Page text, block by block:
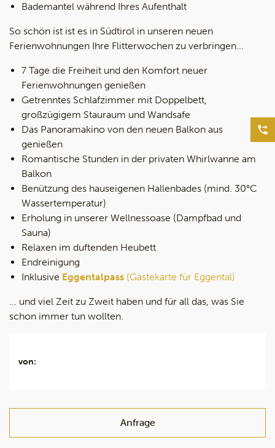
Bademantel während Ihres Aufenthalt
So schön ist ist es in Südtirol in unseren neuen
Ferienwohnungen Ihre Flitterwochen zu verbringen...
7 Tage die Freiheit und den Komfort neuer
Ferienwohnungen genießen
Getrenntes Schlafzimmer mit Doppelbett,
großzügigem Stauraum und Wandsafe
Das Panoramakino von den neuen Balkon aus
genießen
Romantische Stunden in der privaten Whirlwanne am
Balkon
Benützung des hauseigenen Hallenbades (mind. 30°C
Wassertemperatur)
Erholung in unserer Wellnessoase (Dampfbad und
Sauna)
Relaxen im duftenden Heubett
Endreinigung
Inklusive Eggentalpass (Gästekarte für Eggental)
... und viel Zeit zu Zweit haben und für all das, was Sie
schon immer tun wollten.
von:
Anfrage